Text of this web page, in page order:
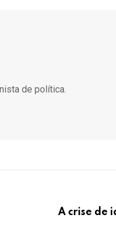
de política.
A crise de